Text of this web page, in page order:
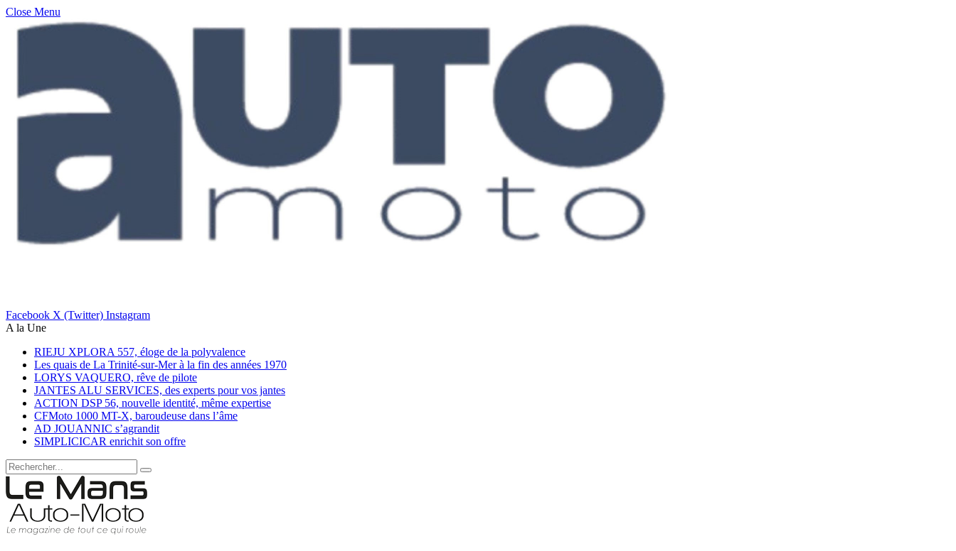
Close Menu
Facebook X (Twitter) Instagram
A la Une
RIEJU XPLORA 557, éloge de la polyvalence
Les quais de La Trinité-sur-Mer à la fin des années 1970
LORYS VAQUERO, rêve de pilote
JANTES ALU SERVICES, des experts pour vos jantes
ACTION DSP 56, nouvelle identité, même expertise
CFMoto 1000 MT-X, baroudeuse dans l’âme
AD JOUANNIC s’agrandit
SIMPLICICAR enrichit son offre